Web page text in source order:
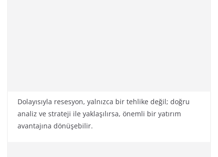
Dolayısıyla resesyon, yalnızca bir tehlike değil; doğru
analiz ve strateji ile yaklaşılırsa, önemli bir yatırım
avantajına dönüşebilir.